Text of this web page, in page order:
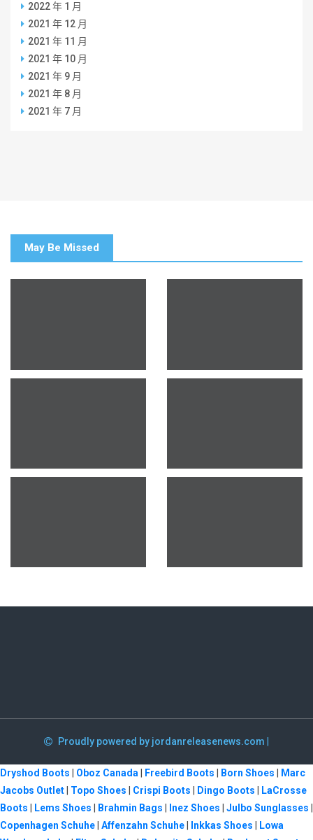
2022 年 1 月
2021 年 12 月
2021 年 11 月
2021 年 10 月
2021 年 9 月
2021 年 8 月
2021 年 7 月
May Be Missed
Proudly powered by jordanreleasenews.com
Dryshod Boots Oboz Canada Freebird Boots Born Shoes
Marc
Jacobs Outlet
Topo Shoes Crispi Boots Dingo Boots
LaCrosse
Boots
Lems Shoes Brahmin Bags Inez Shoes Julbo Sunglasses
Copenhagen Schuhe Affenzahn Schuhe Inkkas Shoes
Lowa